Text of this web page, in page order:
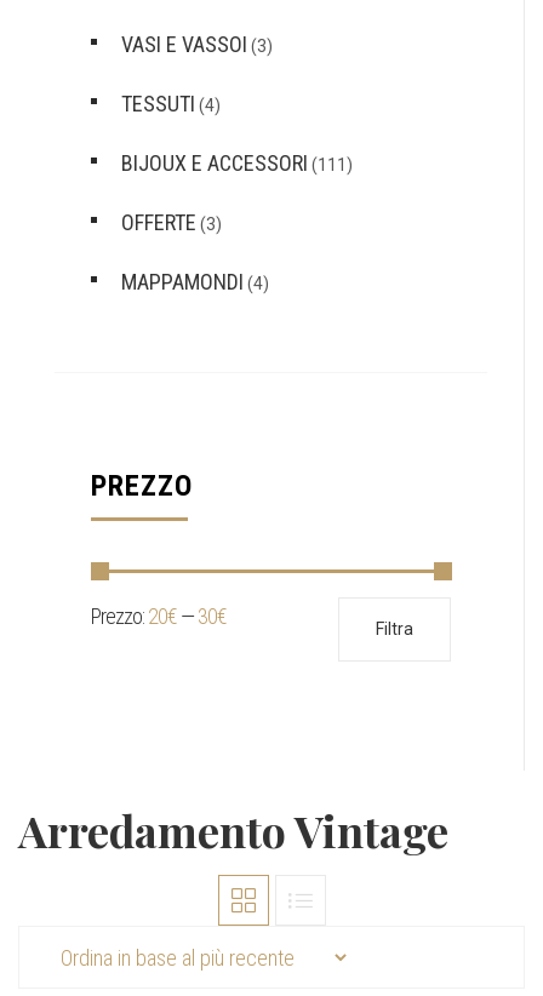
VASI E VASSOI (3)
TESSUTI (4)
BIJOUX E ACCESSORI (111)
OFFERTE (3)
MAPPAMONDI (4)
PREZZO
Prezzo
Prezzo
Filtra
Prezzo:20€—30€
Arredamento Vintage